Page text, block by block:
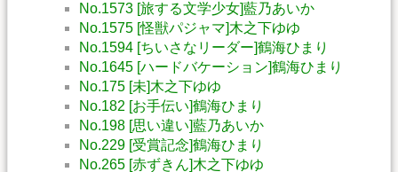
No.1573 [旅する文学少女]藍乃あいか
No.1575 [怪獣パジャマ]木之下ゆゆ
No.1594 [ちいさなリーダー]鶴海ひまり
No.1645 [ハードバケーション]鶴海ひまり
No.175 [未]木之下ゆゆ
No.182 [お手伝い]鶴海ひまり
No.198 [思い違い]藍乃あいか
No.229 [受賞記念]鶴海ひまり
No.265 [赤ずきん]木之下ゆゆ